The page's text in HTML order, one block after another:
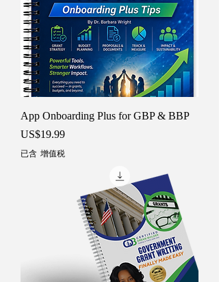
App Onboarding Plus for GBP & BBP
價格
US$19.99
已含 增值税